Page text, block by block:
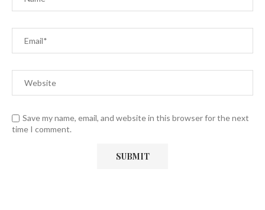
Save my name, email, and website in this browser for the next
time I comment.